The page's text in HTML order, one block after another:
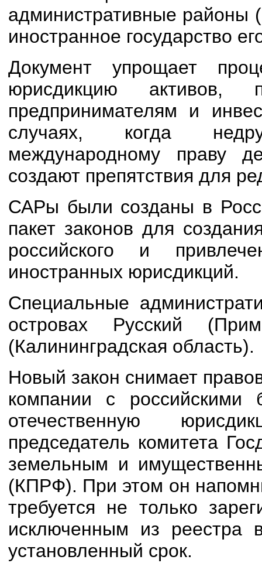
административные районы
иностранное государство
Документ упрощает
юрисдикцию активов,
предпринимателям и
случаях, когда
международному праву
создают препятствия для
САРы были созданы в
пакет законов для
российского и
иностранных юрисдикций.
Специальные
островах Русский
(Калининградская область).
Новый закон снимает
компании с
отечественную
председатель комитета
земельным и
(КПРФ). При этом он
требуется не только
исключенным из реестра
установленный срок.